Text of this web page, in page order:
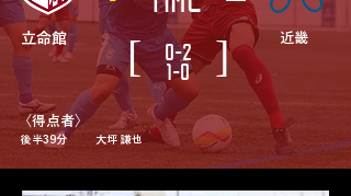
立命館 [ 0-2
1-0 ] 近畿
​〈得点者〉
後半39分 大坪 謙也